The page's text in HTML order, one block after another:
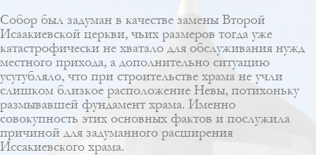
Собор был задуман в качестве замены Второй
Исаакиевской церкви, чьих размеров тогда уже
катастрофически не хватало для обслуживания нужд
местного прихода, а дополнительно ситуацию
усугубляло, что при строительстве храма не учли
слишком близкое расположение Невы, потихоньку
размывавшей фундамент храма. Именно
совокупность этих основных фактов и послужила
причиной для задуманного расширения
Иссакиевского храма.